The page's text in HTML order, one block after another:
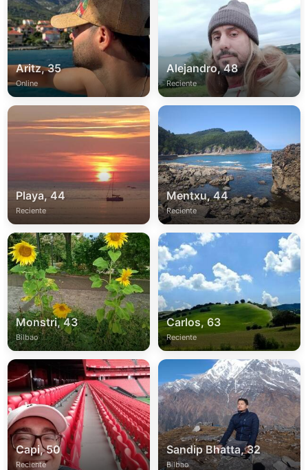
Aritz, 35
Online
Alejandro, 48
Reciente
Playa, 44
Reciente
Mentxu, 44
Reciente
Monstri, 43
Bilbao
Carlos, 63
Reciente
Capi, 50
Reciente
Sandip Bhatta, 32
Bilbao